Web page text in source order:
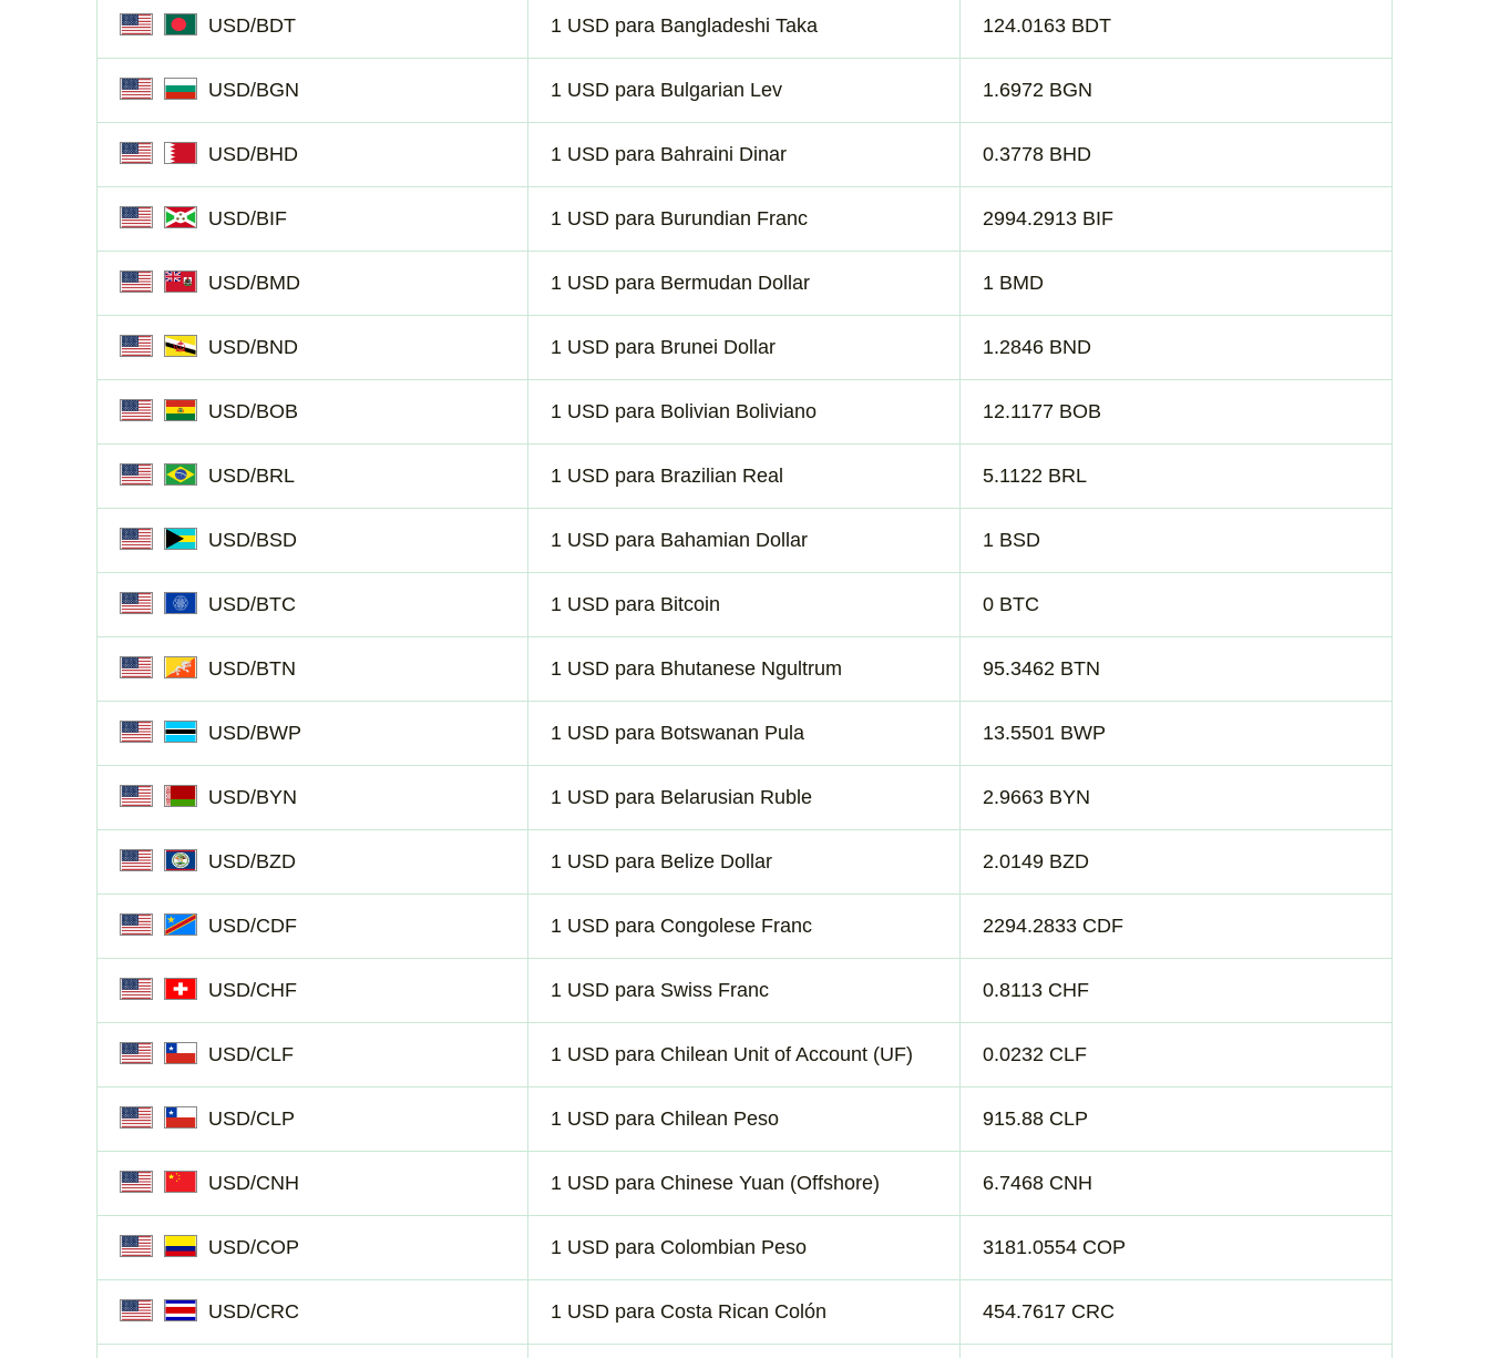
USD/BDT 1 USD para Bangladeshi Taka 124.0163 BDT
USD/BGN 1 USD para Bulgarian Lev 1.6972 BGN
USD/BHD 1 USD para Bahraini Dinar 0.3778 BHD
USD/BIF 1 USD para Burundian Franc 2994.2913 BIF
USD/BMD 1 USD para Bermudan Dollar 1 BMD
USD/BND 1 USD para Brunei Dollar 1.2846 BND
USD/BOB 1 USD para Bolivian Boliviano 12.1177 BOB
USD/BRL 1 USD para Brazilian Real 5.1122 BRL
USD/BSD 1 USD para Bahamian Dollar 1 BSD
USD/BTC 1 USD para Bitcoin 0 BTC
USD/BTN 1 USD para Bhutanese Ngultrum 95.3462 BTN
USD/BWP 1 USD para Botswanan Pula 13.5501 BWP
USD/BYN 1 USD para Belarusian Ruble 2.9663 BYN
USD/BZD 1 USD para Belize Dollar 2.0149 BZD
USD/CDF 1 USD para Congolese Franc 2294.2833 CDF
USD/CHF 1 USD para Swiss Franc 0.8113 CHF
USD/CLF 1 USD para Chilean Unit of Account (UF) 0.0232 CLF
USD/CLP 1 USD para Chilean Peso 915.88 CLP
USD/CNH 1 USD para Chinese Yuan (Offshore) 6.7468 CNH
USD/COP 1 USD para Colombian Peso 3181.0554 COP
USD/CRC 1 USD para Costa Rican Colón 454.7617 CRC